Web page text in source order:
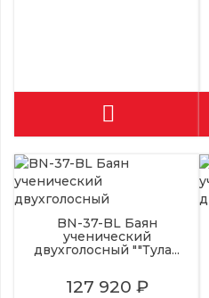
BN-37-BL Баян
ученический
двухголосный ""Тула...
127 920 ₽